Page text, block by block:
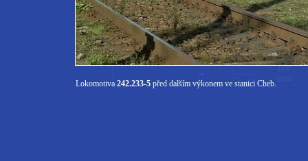
Lokomotiva 242.233-5 před dalším výkonem ve stanici Cheb.